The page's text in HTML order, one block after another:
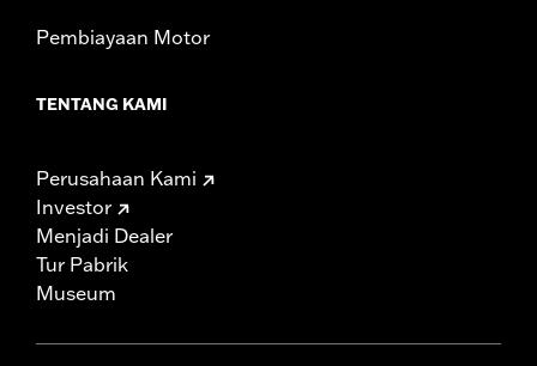
Pembiayaan Motor
TENTANG KAMI
Perusahaan Kami
Investor
Menjadi Dealer
Tur Pabrik
Museum